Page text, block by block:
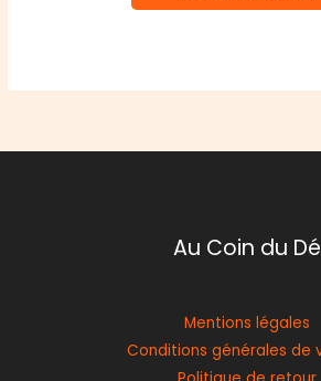
Au Coin du Dé
Mentions légales
Conditions générales de